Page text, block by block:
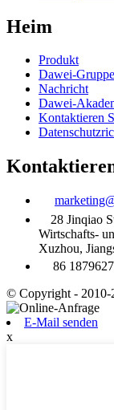
Heim
Produkt
Dawei-Gruppe
Nachricht
Dawei-
Kontaktieren
28 Jinqiao
Wirtschafts-
Xuzhou,
86
© Copyright - 2010-
E-Mail senden
x